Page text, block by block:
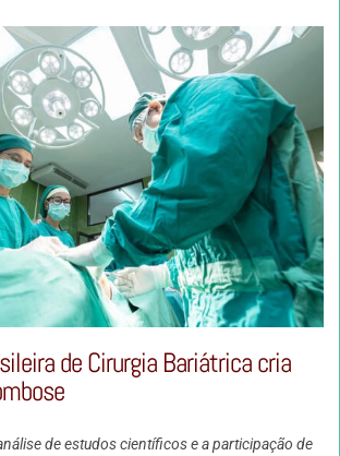
de Cirurgia Bariátrica cria
de estudos científicos e a participação de